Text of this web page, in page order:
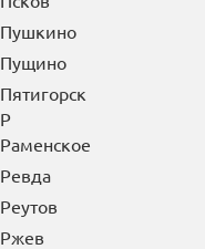
Пушкино
Пущино
Пятигорск
Р
Раменское
Ревда
Реутов
Ржев